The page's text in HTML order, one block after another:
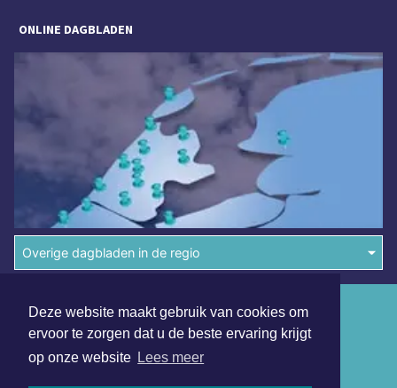
Deze website maakt gebruik van cookies om
ervoor te zorgen dat u de beste ervaring krijgt
op onze website Lees meer
ONLINE DAGBLADEN
Overige dagbladen in de regio
Algemene voorwaarden
Disclaimer
Privacy Statement